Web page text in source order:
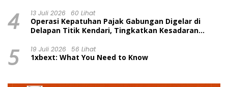
Dinilai Prematur
4 13 Juli 2026 60 Lihat
Operasi Kepatuhan Pajak Gabungan Digelar di
Delapan Titik Kendari, Tingkatkan Kesadaran
5 19 Juli 2026 56 Lihat
1xbext: What You Need to Know